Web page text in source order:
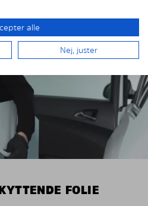
FOLIE
alle
Nej, juster